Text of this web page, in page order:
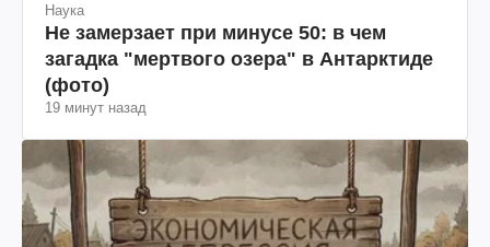
Наука
Не замерзает при минусе 50: в чем
загадка "мертвого озера" в Антарктиде
(фото)
19 минут назад